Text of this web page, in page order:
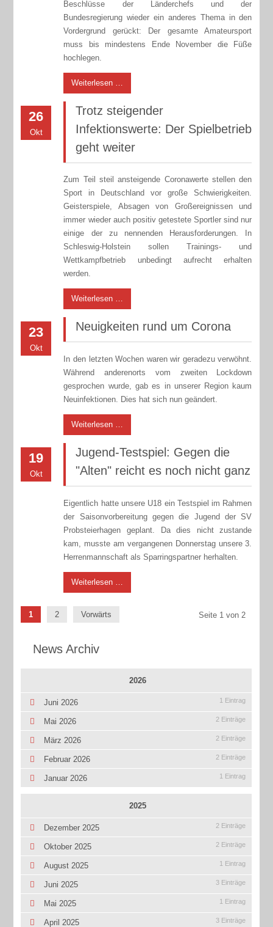
Beschlüsse der Länderchefs und der
Bundesregierung wieder ein anderes Thema in den
Vordergrund gerückt: Der gesamte Amateursport
muss bis mindestens Ende November die Füße
hochlegen.
Weiterlesen …
26
Okt
Trotz steigender
Infektionswerte: Der Spielbetrieb
geht weiter
Zum Teil steil ansteigende Coronawerte stellen den
Sport in Deutschland vor große Schwierigkeiten.
Geisterspiele, Absagen von Großereignissen und
immer wieder auch positiv getestete Sportler sind nur
einige der zu nennenden Herausforderungen. In
Schleswig-Holstein sollen Trainings- und
Wettkampfbetrieb unbedingt aufrecht erhalten
werden.
Weiterlesen …
23
Okt
Neuigkeiten rund um Corona
In den letzten Wochen waren wir geradezu verwöhnt.
Während anderenorts vom zweiten Lockdown
gesprochen wurde, gab es in unserer Region kaum
Neuinfektionen. Dies hat sich nun geändert.
Weiterlesen …
19
Okt
Jugend-Testspiel: Gegen die
"Alten" reicht es noch nicht ganz
Eigentlich hatte unsere U18 ein Testspiel im Rahmen
der Saisonvorbereitung gegen die Jugend der SV
Probsteierhagen geplant. Da dies nicht zustande
kam, musste am vergangenen Donnerstag unsere 3.
Herrenmannschaft als Sparringspartner herhalten.
Weiterlesen …
Seite 1 von 2
1 2 Vorwärts
News Archiv
2026
Juni 2026 1 Eintrag
Mai 2026 2 Einträge
März 2026 2 Einträge
Februar 2026 2 Einträge
Januar 2026 1 Eintrag
2025
Dezember 2025 2 Einträge
Oktober 2025 2 Einträge
August 2025 1 Eintrag
Juni 2025 3 Einträge
Mai 2025 1 Eintrag
April 2025 3 Einträge